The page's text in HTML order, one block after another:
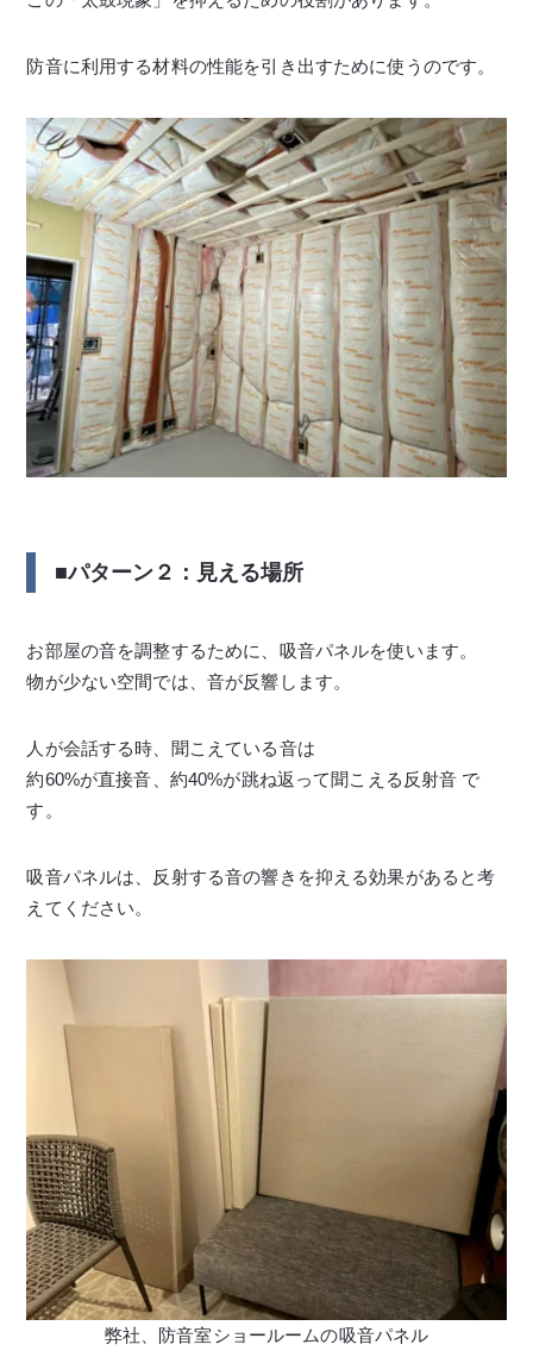
防音に利用する材料の性能を引き出すために使うのです。
■パターン２：見える場所
お部屋の音を調整するために、吸音パネルを使います。
物が少ない空間では、音が反響します。
人が会話する時、聞こえている音は
約60%が直接音、約40%が跳ね返って聞こえる反射音 で
す。
吸音パネルは、反射する音の響きを抑える効果があると考
えてください。
弊社、防音室ショールームの吸音パネル